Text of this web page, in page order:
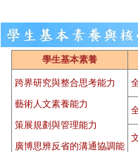
學生基本素養
跨界研究與整合思考能力
藝術人文素養能力
策展規劃與管理能力
廣博思辨反省的溝通協調能